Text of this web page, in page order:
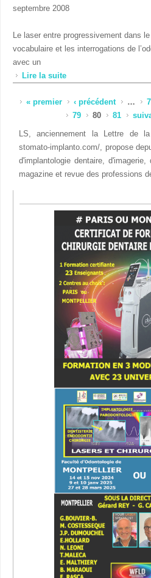
septembre 2008
Le laser entre progressivement dans le
vocabulaire et les interrogations de
avec un
Lire la suite
Considérations
Pages
« premier ‹ précédent …
79
80 81
LS, anciennement la Lettre de
stomato-implanto.com/, propose
d'implantologie dentaire,
magazine et revue des professions